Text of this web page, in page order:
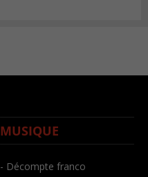
MUSIQUE
- Décompte franco